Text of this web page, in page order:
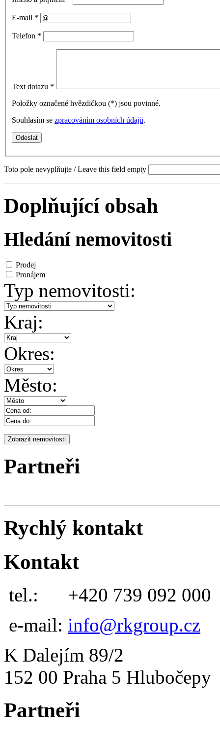
E-mail *
Telefon *
Text dotazu *
Položky označené hvězdičkou (*) jsou povinné.
Souhlasím se zpracováním osobních údajů.
Toto pole nevyplňujte / Leave this field empty
Doplňující obsah
Hledání nemovitosti
Prodej
Pronájem
Typ nemovitosti:
Kraj:
Okres:
Město:
Partneři
Rychlý kontakt
Kontakt
tel.: +420 739 092 000
e-mail: info@rkgroup.cz
K Dalejím 89/2
152 00 Praha 5 Hlubočepy
Partneři